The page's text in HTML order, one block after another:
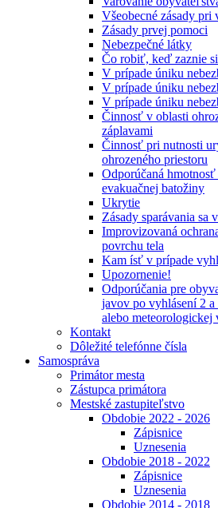
Všeobecné zásady pri
Zásady prvej pomoci
Nebezpečné látky
Čo robiť, keď zaznie
V prípade úniku
V prípade úniku
V prípade úniku
Činnosť v oblasti
záplavami
Činnosť pri nutnosti
ohrozeného priestoru
Odporúčaná
evakuačnej batožiny
Ukrytie
Zásady sparávania sa
Improvizovaná
povrchu tela
Kam ísť v prípade
Upozornenie!
Odporúčania pre
javov po vyhlásení 2
alebo meteorologickej
Kontakt
Dôležité telefónne čísla
Samospráva
Primátor mesta
Zástupca primátora
Mestské zastupiteľstvo
Obdobie 2022 - 2026
Zápisnice
Uznesenia
Obdobie 2018 - 2022
Zápisnice
Uznesenia
Obdobie 2014 - 2018